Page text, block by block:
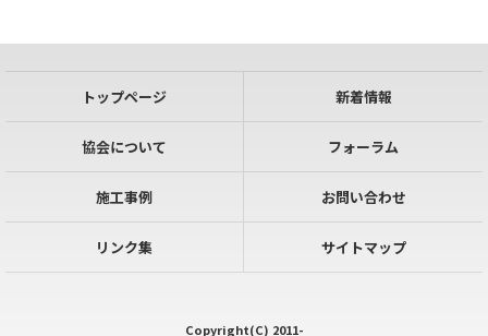
トップページ 新着情報
協会について フォーラム
施工事例 お問い合わせ
リンク集 サイトマップ
Copyright(C) 2011-